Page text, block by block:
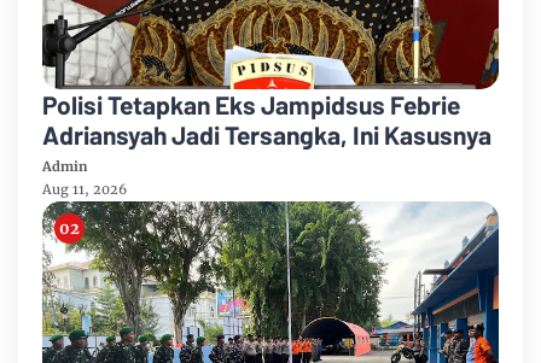
Polisi Tetapkan Eks Jampidsus Febrie
Adriansyah Jadi Tersangka, Ini Kasusnya
Admin
Aug 11, 2026